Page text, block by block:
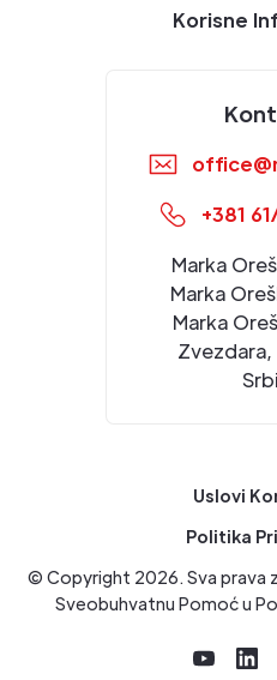
Korisne
+381
Marka
Marka
Marka
Uslovi
Politika
© Copyright 2026. Sva prava
Sveobuhvatnu Pomoć u